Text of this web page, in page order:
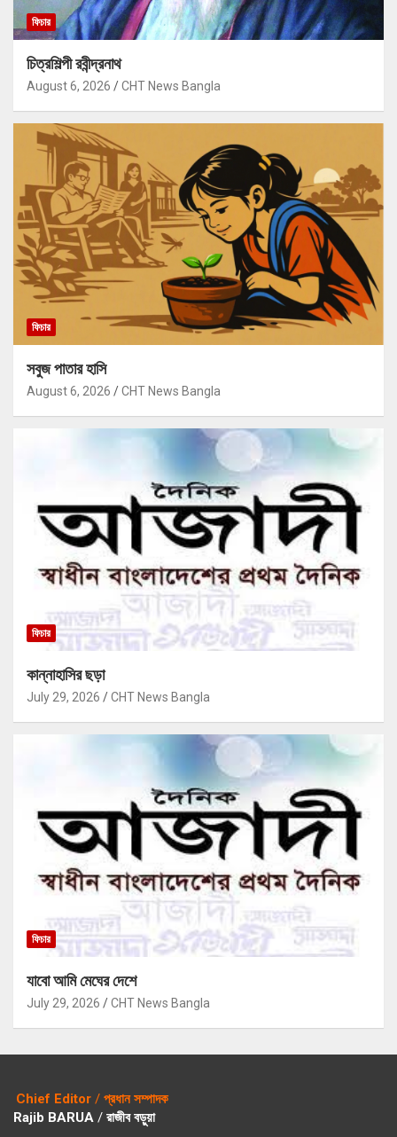
ফিচার
চিত্রশিল্পী রবীন্দ্রনাথ
August 6, 2026 CHT News Bangla
ফিচার
সবুজ পাতার হাসি
August 6, 2026 CHT News Bangla
ফিচার
কান্নাহাসির ছড়া
July 29, 2026 CHT News Bangla
ফিচার
যাবো আমি মেঘের দেশে
July 29, 2026 CHT News Bangla
Chief Editor / প্রধান সম্পাদক
Rajib BARUA / রাজীব বড়ুয়া